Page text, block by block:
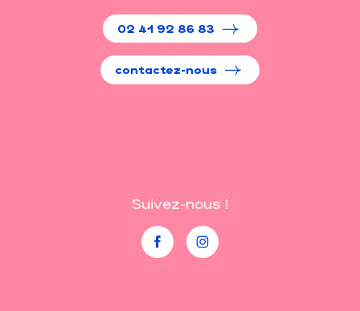
02 41 92 86 83
contactez-nous
Suivez-nous !